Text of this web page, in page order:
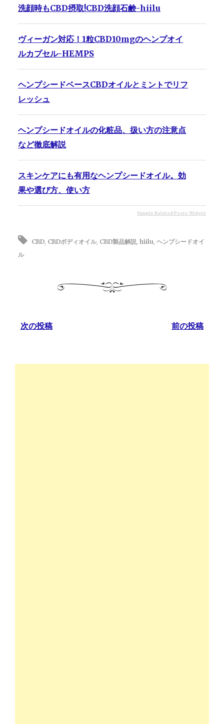
洗顔時もCBD摂取!CBD洗顔石鹸-hiilu
ヴィーガン対応！1粒CBD10mgのヘンプオイ
ルカプセル-HEMPS
ヘンプシードベースCBDオイルとミントでリフ
レッシュ
ヘンプシードオイルの化粧品、扱い方の注意点
など徹底解説
スキンケアにも有用なヘンプシードオイル。効
果や選び方、使い方
Simple Related Posts Widget
CBD CBDボディオイル CBD製品解説 hiilu ヘンプシードオイ
ル
次の投稿 前の投稿